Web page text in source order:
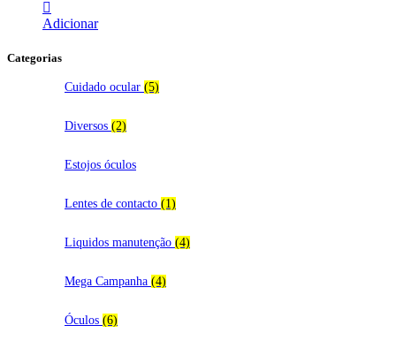
Adicionar
Categorias
Cuidado ocular (5)
Diversos (2)
Estojos óculos
Lentes de contacto (1)
Liquidos manutenção (4)
Mega Campanha (4)
Óculos (6)